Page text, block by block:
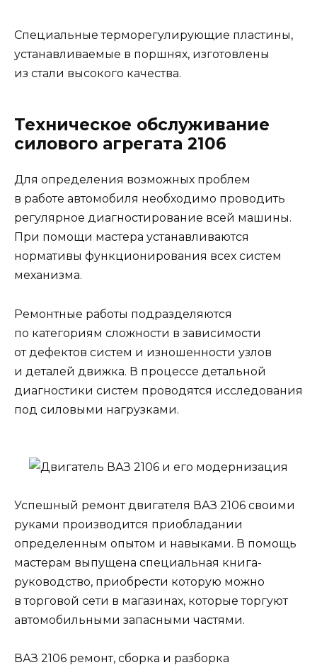
Специальные терморегулирующие пластины,
устанавливаемые в поршнях, изготовлены
из стали высокого качества.
Техническое обслуживание
силового агрегата 2106
Для определения возможных проблем
в работе автомобиля необходимо проводить
регулярное диагностирование всей машины.
При помощи мастера устанавливаются
нормативы функционирования всех систем
механизма.
Ремонтные работы подразделяются
по категориям сложности в зависимости
от дефектов систем и изношенности узлов
и деталей движка. В процессе детальной
диагностики систем проводятся исследования
под силовыми нагрузками.
Успешный ремонт двигателя ВАЗ 2106 своими
руками производится приобладании
определенным опытом и навыками. В помощь
мастерам выпущена специальная книга-
руководство, приобрести которую можно
в торговой сети в магазинах, которые торгуют
автомобильными запасными частями.
ВАЗ 2106 ремонт, сборка и разборка